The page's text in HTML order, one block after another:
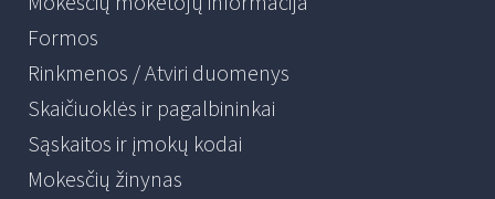
Formos
Rinkmenos / Atviri duomenys
Skaičiuoklės ir pagalbininkai
Sąskaitos ir įmokų kodai
Mokesčių žinynas